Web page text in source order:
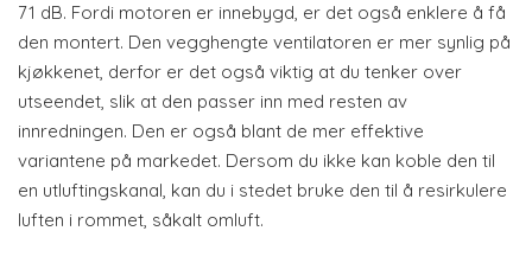
71 dB. Fordi motoren er innebygd, er det også enklere å få
den montert. Den vegghengte ventilatoren er mer synlig på
kjøkkenet, derfor er det også viktig at du tenker over
utseendet, slik at den passer inn med resten av
innredningen. Den er også blant de mer effektive
variantene på markedet. Dersom du ikke kan koble den til
en utluftingskanal, kan du i stedet bruke den til å resirkulere
luften i rommet, såkalt omluft.